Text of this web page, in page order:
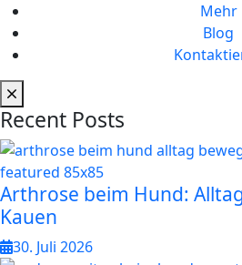
Mehr
Blog
Recent Posts
Arthrose beim Hund:
Kauen
30. Juli 2026